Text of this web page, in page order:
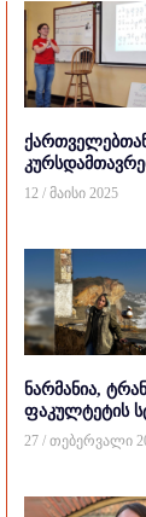
12 / მაისი 2025
ნარმანია,
ფაკულტეტის
27 / თებერვალი